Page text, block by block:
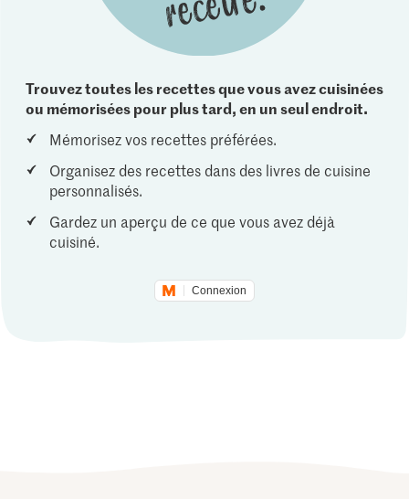
Trouvez toutes les recettes que vous avez cuisinées
ou mémorisées pour plus tard, en un seul endroit.
Mémorisez vos recettes préférées.
Organisez des recettes dans des livres de cuisine
personnalisés.
Gardez un aperçu de ce que vous avez déjà
cuisiné.
Connexion